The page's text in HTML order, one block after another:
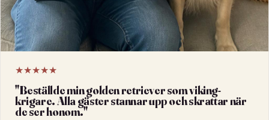
★★★★★
"Beställde min golden retriever som viking-
krigare. Alla gäster stannar upp och skrattar när
de ser honom."